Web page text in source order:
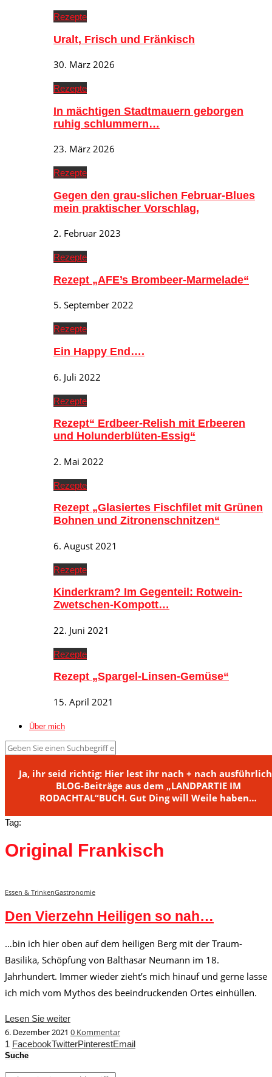
Rezepte
Uralt, Frisch und Fränkisch
30. März 2026
Rezepte
In mächtigen Stadtmauern geborgen
ruhig schlummern…
23. März 2026
Rezepte
Gegen den grau-slichen Februar-Blues
mein praktischer Vorschlag,
2. Februar 2023
Rezepte
Rezept „AFE’s Brombeer-Marmelade“
5. September 2022
Rezepte
Ein Happy End….
6. Juli 2022
Rezepte
Rezept“ Erdbeer-Relish mit Erbeeren
und Holunderblüten-Essig“
2. Mai 2022
Rezepte
Rezept „Glasiertes Fischfilet mit Grünen
Bohnen und Zitronenschnitzen“
6. August 2021
Rezepte
Kinderkram? Im Gegenteil: Rotwein-
Zwetschen-Kompott…
22. Juni 2021
Rezepte
Rezept „Spargel-Linsen-Gemüse“
15. April 2021
Über mich
Ja, ihr seid richtig: Hier lest ihr nach + nach
BLOG-Beiträge aus dem „LANDPARTIE IM
RODACHTAL“BUCH. Gut Ding will Weile haben…
Tag:
Original Frankisch
Essen & TrinkenGastronomie
Den Vierzehn Heiligen so nah…
…bin ich hier oben auf dem heiligen Berg mit der Traum-
Basilika, Schöpfung von Balthasar Neumann im 18.
Jahrhundert. Immer wieder zieht’s mich hinauf und gerne lasse
ich mich vom Mythos des beeindruckenden Ortes einhüllen.
Lesen Sie weiter
6. Dezember 2021 0 Kommentar
1 FacebookTwitterPinterestEmail
Suche